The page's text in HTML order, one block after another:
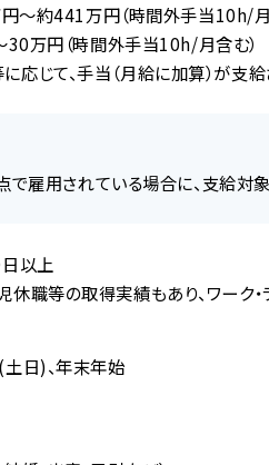
円～約441万円（時間外手当10h/月
30万円（時間外手当10h/月含む）
じて、手当（月給に加算）が支
雇用されている場合に、支給対
以上
職等の取得実績もあり、ワーク・
日)、年末年始